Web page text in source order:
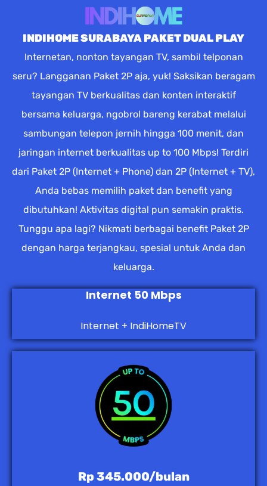
INDIHOME SURABAYA PAKET DUAL PLAY
Internetan, nonton tayangan TV, sambil telponan
seru? Langganan Paket 2P aja, yuk! Saksikan beragam
tayangan TV berkualitas dan konten interaktif
bersama keluarga, ngobrol bareng kerabat melalui
sambungan telepon jernih hingga 100 menit, dan
jaringan internet berkualitas up to 100 Mbps! Terdiri
dari Paket 2P (Internet + Phone) dan 2P (Internet + TV),
Anda bebas memilih paket dan benefit yang
dibutuhkan! Aktivitas digital pun semakin praktis.
Tunggu apa lagi? Nikmati berbagai benefit Paket 2P
dengan harga terjangkau, spesial untuk Anda dan
keluarga.
Internet 50 Mbps
Internet + IndiHomeTV
Rp 345.000/bulan